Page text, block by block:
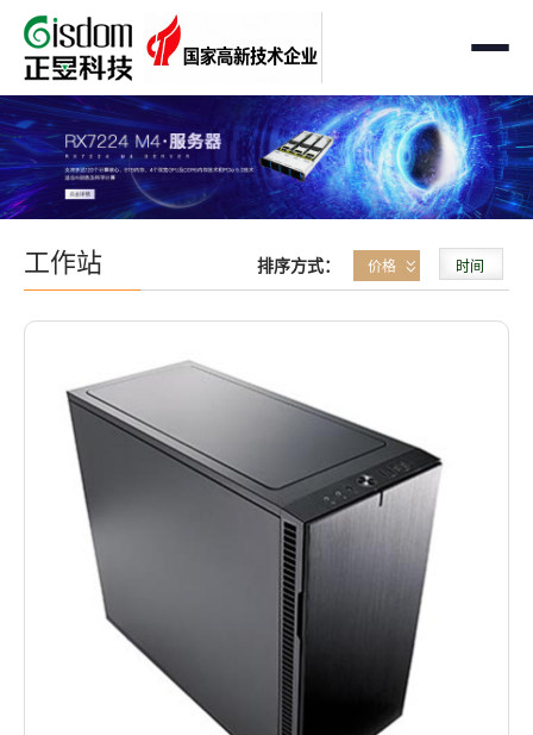
首页
工作站
AMD企业级工作站
Intel 企业级工作站
国产自主可控工作站
GPU运算工作站
个人工作站
便携一体式工作站
多屏工作站
塔式静音通用工作站
服务器
通用服务器
GPU服务器
国产自主可控服务器
多路服务器
高频应用服务器
存储服务器
云游戏服务器
边缘计算服务器
存储
OEM定制化
定制化案例
品牌定制化
定制化分类
解决方案
支持与下载
成功案例
工作站 排序方式： 价格 时间